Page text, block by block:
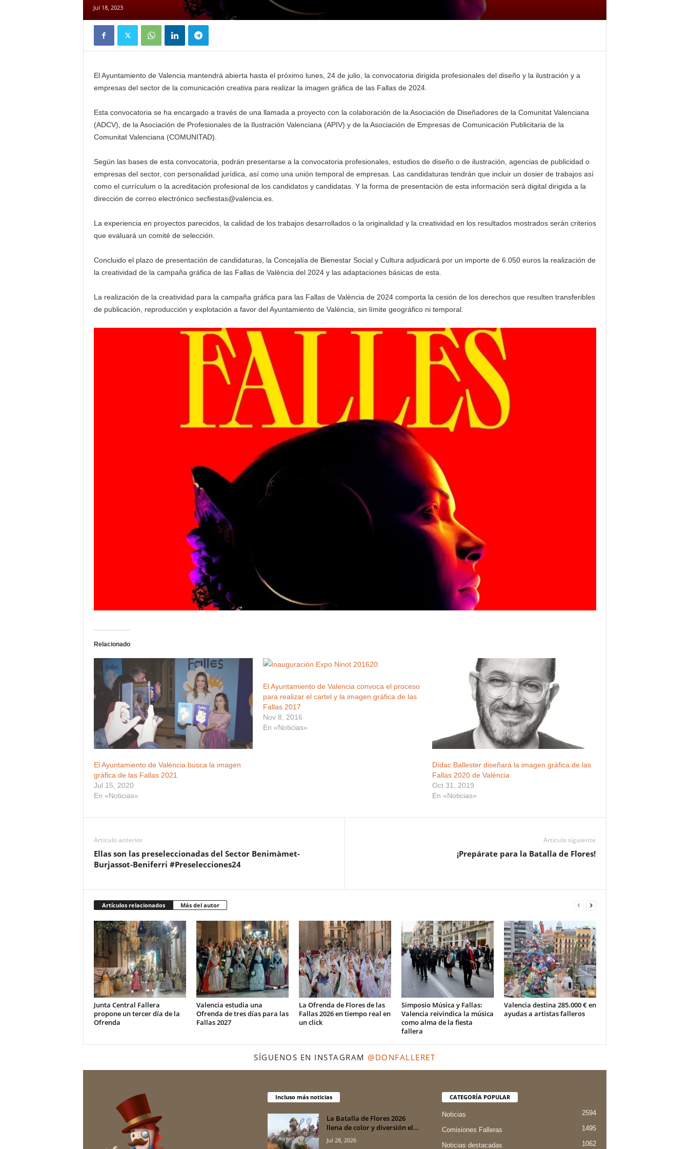
Jul 18, 2023
El Ayuntamiento de Valencia mantendrá abierta hasta el próximo lunes, 24 de julio, la convocatoria dirigida profesionales del diseño y la ilustración y a
empresas del sector de la comunicación creativa para realizar la imagen gráfica de las Fallas de 2024.
Esta convocatoria se ha encargado a través de una llamada a proyecto con la colaboración de la Asociación de Diseñadores de la Comunitat Valenciana
(ADCV), de la Asociación de Profesionales de la Ilustración Valenciana (APIV) y de la Asociación de Empresas de Comunicación Publicitaria de la
Comunitat Valenciana (COMUNITAD).
Según las bases de esta convocatoria, podrán presentarse a la convocatoria profesionales, estudios de diseño o de ilustración, agencias de publicidad o
empresas del sector, con personalidad jurídica, así como una unión temporal de empresas. Las candidaturas tendrán que incluir un dosier de trabajos así
como el currículum o la acreditación profesional de los candidatos y candidatas. Y la forma de presentación de esta información será digital dirigida a la
dirección de correo electrónico secfiestas@valencia.es.
La experiencia en proyectos parecidos, la calidad de los trabajos desarrollados o la originalidad y la creatividad en los resultados mostrados serán criterios
que evaluará un comité de selección.
Concluido el plazo de presentación de candidaturas, la Concejalía de Bienestar Social y Cultura adjudicará por un importe de 6.050 euros la realización de
la creatividad de la campaña gráfica de las Fallas de València del 2024 y las adaptaciones básicas de esta.
La realización de la creatividad para la campaña gráfica para las Fallas de València de 2024 comporta la cesión de los derechos que resulten transferibles
de publicación, reproducción y explotación a favor del Ayuntamiento de València, sin límite geográfico ni temporal.
Relacionado
El Ayuntamiento de València busca la imagen
gráfica de las Fallas 2021
Jul 15, 2020
En «Noticias»
El Ayuntamiento de Valencia convoca el proceso
para realizar el cartel y la imagen gráfica de las
Fallas 2017
Nov 8, 2016
En «Noticias»
Dídac Ballester diseñará la imagen gráfica de las
Fallas 2020 de València
Oct 31, 2019
En «Noticias»
Artículo anterior
Ellas son las preseleccionadas del Sector Benimàmet-
Burjassot-Beniferri #Preselecciones24
Artículo siguiente
¡Prepárate para la Batalla de Flores!
Artículos relacionados Más del autor
Junta Central Fallera
propone un tercer día de la
Ofrenda
Valencia estudia una
Ofrenda de tres días para las
Fallas 2027
La Ofrenda de Flores de las
Fallas 2026 en tiempo real en
un click
Simposio Música y Fallas:
Valencia reivindica la música
como alma de la fiesta
fallera
Valencia destina 285.000 € en
ayudas a artistas falleros
SÍGUENOS EN INSTAGRAM @DONFALLERET
Incluso más noticias
La Batalla de Flores 2026
llena de color y diversión el...
Jul 28, 2026
CATEGORÍA POPULAR
Noticias 2594
Comisiones Falleras 1495
Noticias destacadas 1062